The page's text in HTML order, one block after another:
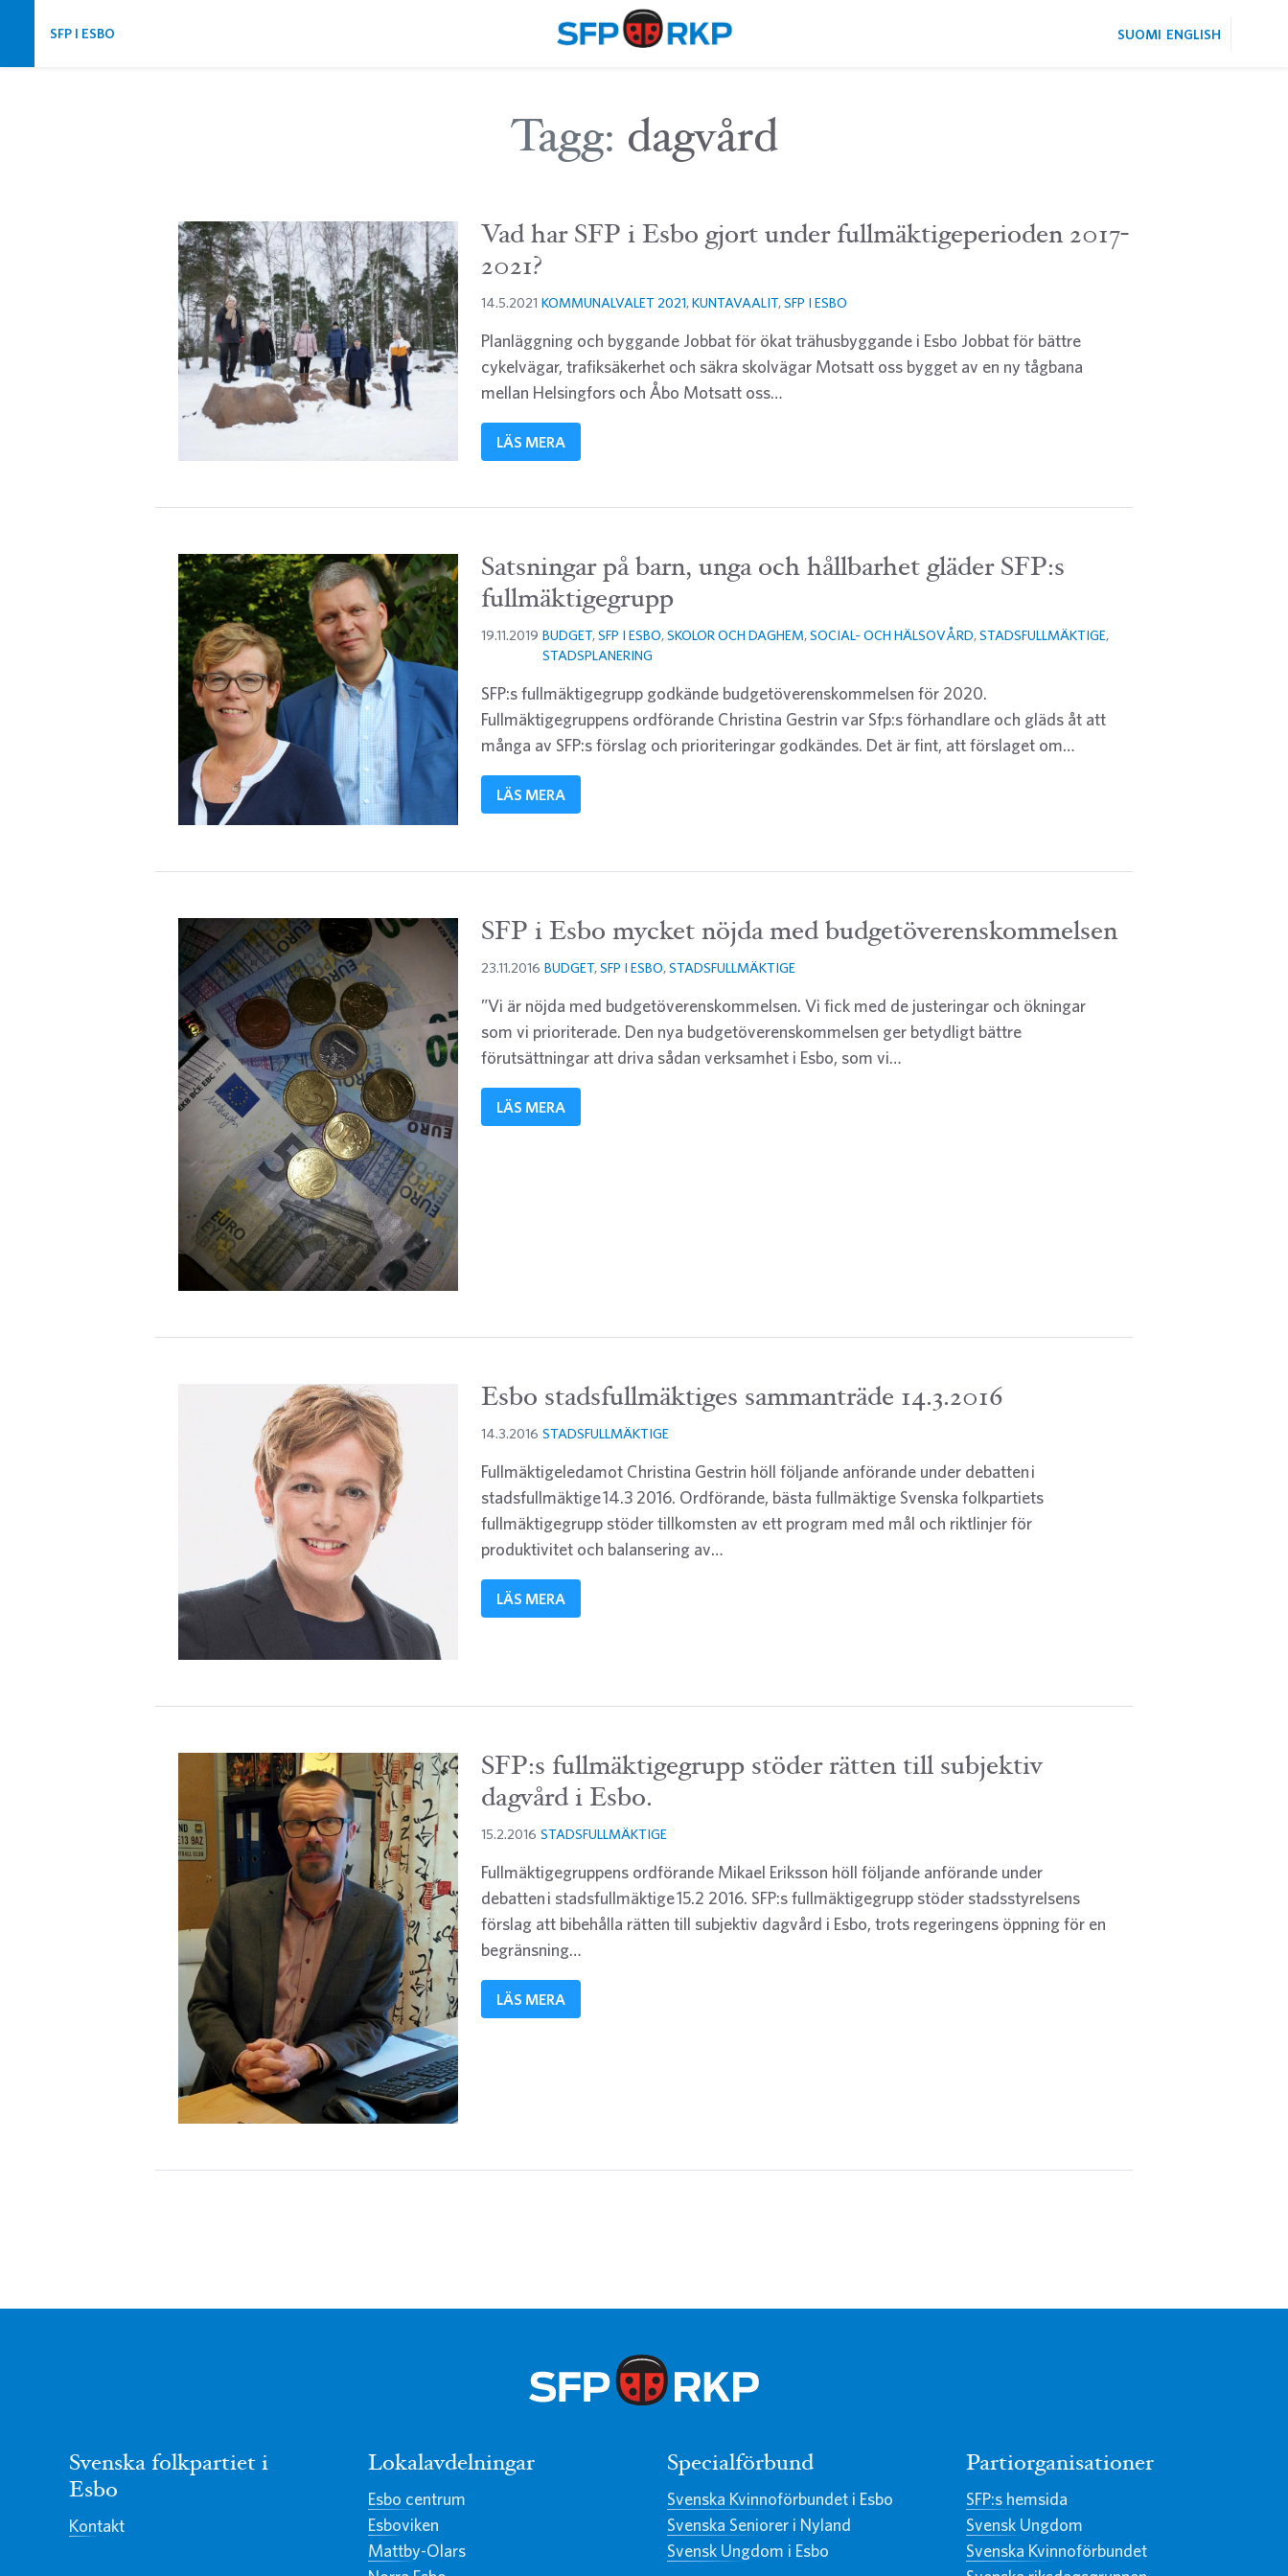
SFP I ESBO ENGLISH
SUOMI
Tagg: dagvård
Vad har SFP i Esbo gjort under fullmäktigeperioden 2017-
2021?
14.5.2021 KOMMUNALVALET 2021,KUNTAVAALIT,SFP I ESBO
Planläggning och byggande Jobbat för ökat trähusbyggande i Esbo Jobbat för bättre
cykelvägar, trafiksäkerhet och säkra skolvägar Motsatt oss bygget av en ny tågbana
mellan Helsingfors och Åbo Motsatt oss…
LÄS MERA
Satsningar på barn, unga och hållbarhet gläder SFP:s
fullmäktigegrupp
19.11.2019 BUDGET,SFP I ESBO,SKOLOR OCH DAGHEM,SOCIAL- OCH HÄLSOVÅRD,STADSFULLMÄKTIGE,
STADSPLANERING
SFP:s fullmäktigegrupp godkände budgetöverenskommelsen för 2020.
Fullmäktigegruppens ordförande Christina Gestrin var Sfp:s förhandlare och gläds åt att
många av SFP:s förslag och prioriteringar godkändes. Det är fint, att förslaget om…
LÄS MERA
SFP i Esbo mycket nöjda med budgetöverenskommelsen
23.11.2016 BUDGET,SFP I ESBO,STADSFULLMÄKTIGE
”Vi är nöjda med budgetöverenskommelsen. Vi fick med de justeringar och ökningar
som vi prioriterade. Den nya budgetöverenskommelsen ger betydligt bättre
förutsättningar att driva sådan verksamhet i Esbo, som vi…
LÄS MERA
Esbo stadsfullmäktiges sammanträde 14.3.2016
14.3.2016 STADSFULLMÄKTIGE
Fullmäktigeledamot Christina Gestrin höll följande anförande under debatten i
stadsfullmäktige 14.3 2016. Ordförande, bästa fullmäktige Svenska folkpartiets
fullmäktigegrupp stöder tillkomsten av ett program med mål och riktlinjer för
produktivitet och balansering av…
LÄS MERA
SFP:s fullmäktigegrupp stöder rätten till subjektiv
dagvård i Esbo.
15.2.2016 STADSFULLMÄKTIGE
Fullmäktigegruppens ordförande Mikael Eriksson höll följande anförande under
debatten i stadsfullmäktige 15.2 2016. SFP:s fullmäktigegrupp stöder stadsstyrelsens
förslag att bibehålla rätten till subjektiv dagvård i Esbo, trots regeringens öppning för en
begränsning…
LÄS MERA
Svenska folkpartiet i
Esbo
Kontakt
Lokalavdelningar
Esbo centrum
Esboviken
Mattby-Olars
Specialförbund
Svenska Kvinnoförbundet i Esbo
Svenska Seniorer i Nyland
Svensk Ungdom i Esbo
Partiorganisationer
SFP:s hemsida
Svensk Ungdom
Svenska Kvinnoförbundet